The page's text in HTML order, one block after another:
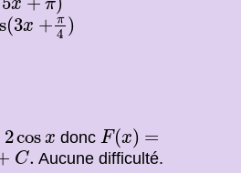
x π
(3x + π
4 )
x+ π 4)
2cos x
cosx donc F(x)
F(x ) =
=
C.
. Aucune difficulté.